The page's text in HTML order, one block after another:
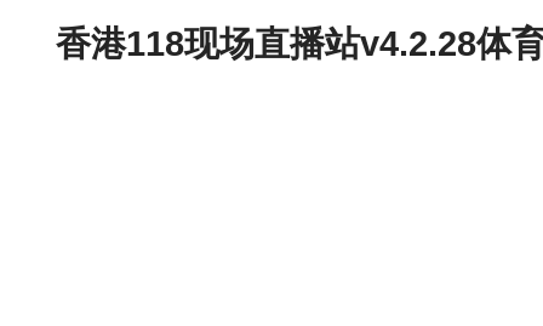
香港118现场直播站v4.2.28体